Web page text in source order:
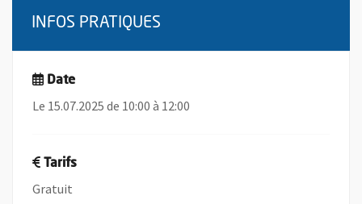
INFOS PRATIQUES
Date
Le 15.07.2025 de 10:00 à 12:00
Tarifs
Gratuit